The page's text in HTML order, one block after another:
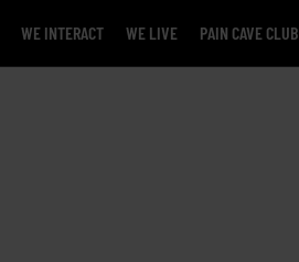
WE INTERACT WE LIVE PAIN CAVE CLUB